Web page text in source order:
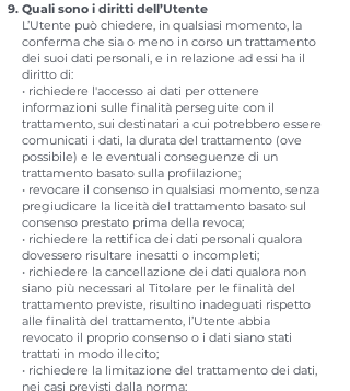
Quali sono i diritti dell’Utente
L’Utente può chiedere, in qualsiasi momento, la
conferma che sia o meno in corso un trattamento
dei suoi dati personali, e in relazione ad essi ha il
diritto di:
• richiedere l'accesso ai dati per ottenere
informazioni sulle finalità perseguite con il
trattamento, sui destinatari a cui potrebbero essere
comunicati i dati, la durata del trattamento (ove
possibile) e le eventuali conseguenze di un
trattamento basato sulla profilazione;
• revocare il consenso in qualsiasi momento, senza
pregiudicare la liceità del trattamento basato sul
consenso prestato prima della revoca;
• richiedere la rettifica dei dati personali qualora
dovessero risultare inesatti o incompleti;
• richiedere la cancellazione dei dati qualora non
siano più necessari al Titolare per le finalità del
trattamento previste, risultino inadeguati rispetto
alle finalità del trattamento, l’Utente abbia
revocato il proprio consenso o i dati siano stati
trattati in modo illecito;
• richiedere la limitazione del trattamento dei dati,
nei casi previsti dalla norma;